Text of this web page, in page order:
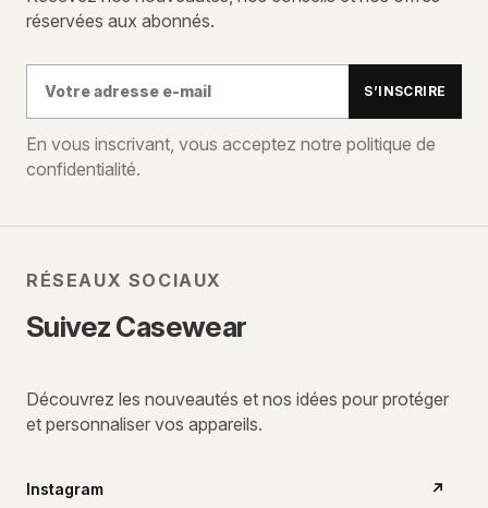
réservées aux abonnés.
e-
mail
S’INSCRIRE
En vous inscrivant, vous acceptez notre politique de
confidentialité.
RÉSEAUX SOCIAUX
Suivez Casewear
Découvrez les nouveautés et nos idées pour protéger
et personnaliser vos appareils.
Instagram ↗